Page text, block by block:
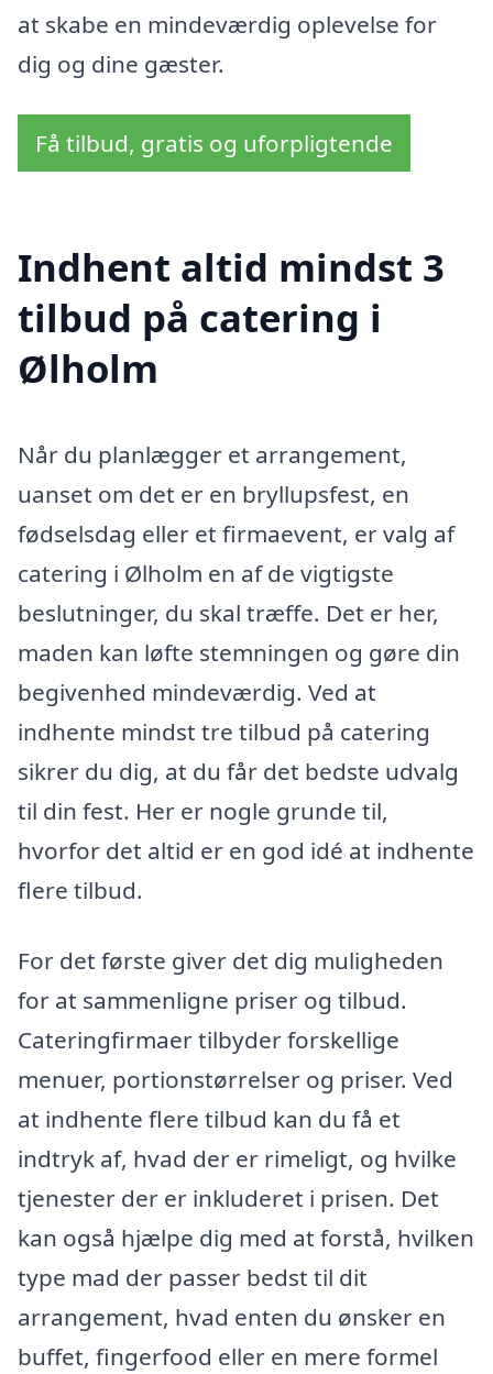
at skabe en mindeværdig oplevelse for
dig og dine gæster.
Få tilbud, gratis og uforpligtende
Indhent altid mindst 3
tilbud på catering i
Ølholm
Når du planlægger et arrangement,
uanset om det er en bryllupsfest, en
fødselsdag eller et firmaevent, er valg af
catering i Ølholm en af de vigtigste
beslutninger, du skal træffe. Det er her,
maden kan løfte stemningen og gøre din
begivenhed mindeværdig. Ved at
indhente mindst tre tilbud på catering
sikrer du dig, at du får det bedste udvalg
til din fest. Her er nogle grunde til,
hvorfor det altid er en god idé at indhente
flere tilbud.
For det første giver det dig muligheden
for at sammenligne priser og tilbud.
Cateringfirmaer tilbyder forskellige
menuer, portionstørrelser og priser. Ved
at indhente flere tilbud kan du få et
indtryk af, hvad der er rimeligt, og hvilke
tjenester der er inkluderet i prisen. Det
kan også hjælpe dig med at forstå, hvilken
type mad der passer bedst til dit
arrangement, hvad enten du ønsker en
buffet, fingerfood eller en mere formel